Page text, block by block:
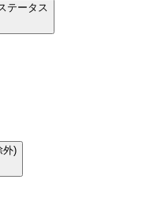
テータス
外)